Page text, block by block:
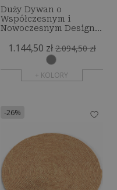
Duży Dywan o
Współczesnym i
Nowoczesnym Designie
Kesta
1.144,50 zł 2.094,50 zł
+ KOLORY
-26%